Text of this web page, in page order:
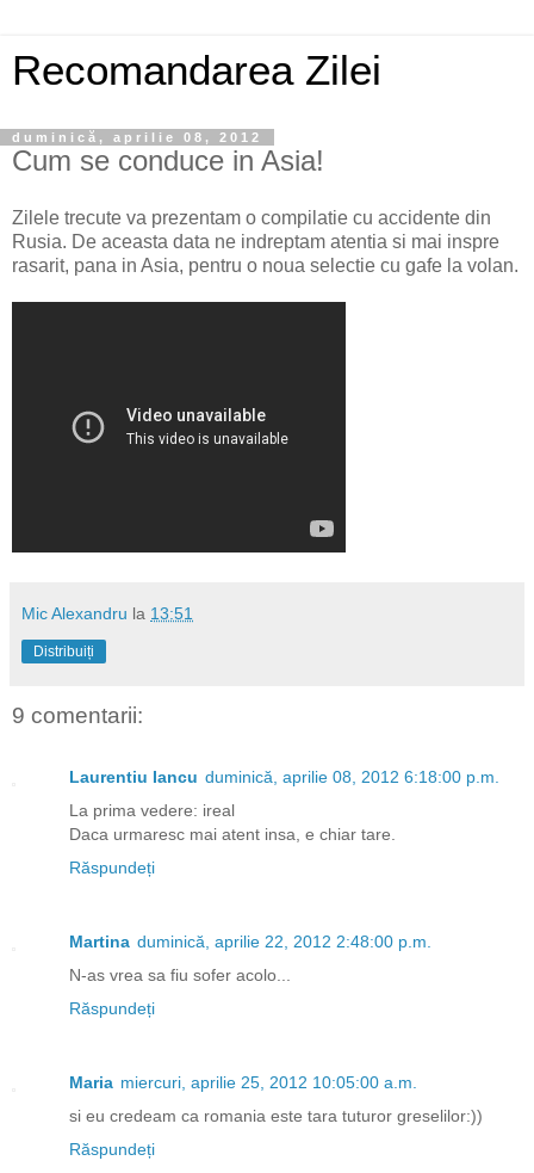
Recomandarea Zilei
duminică, aprilie 08, 2012
Cum se conduce in Asia!
Zilele trecute va prezentam o compilatie cu accidente din
Rusia. De aceasta data ne indreptam atentia si mai inspre
rasarit, pana in Asia, pentru o noua selectie cu gafe la volan.
Mic Alexandru la 13:51
Distribuiți
9 comentarii:
Laurentiu Iancu duminică, aprilie 08, 2012 6:18:00 p.m.
La prima vedere: ireal
Daca urmaresc mai atent insa, e chiar tare.
Răspundeți
Martina duminică, aprilie 22, 2012 2:48:00 p.m.
N-as vrea sa fiu sofer acolo...
Răspundeți
Maria miercuri, aprilie 25, 2012 10:05:00 a.m.
si eu credeam ca romania este tara tuturor greselilor:))
Răspundeți